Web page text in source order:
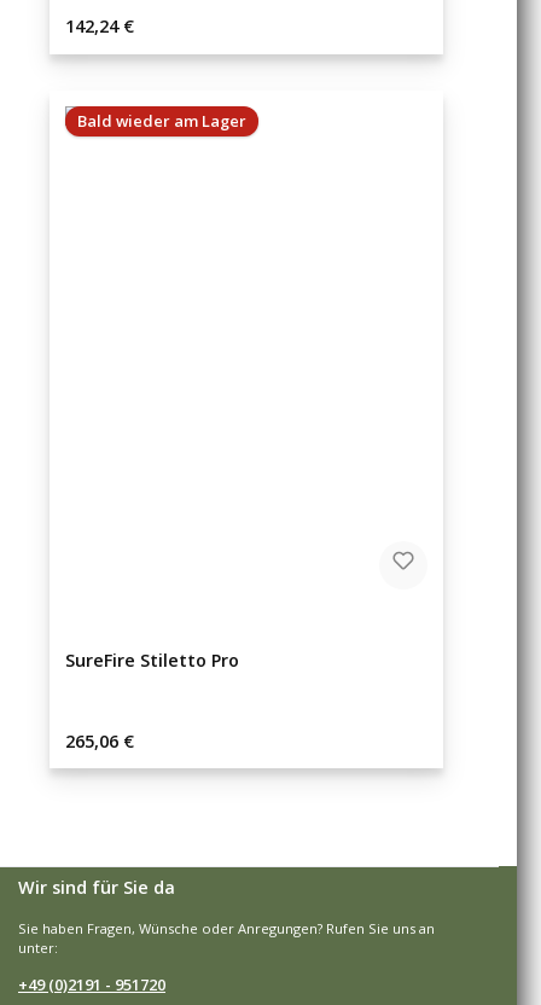
Regulärer Preis:
142,24 €
Bald wieder am Lager
SureFire Stiletto Pro
Regulärer Preis:
265,06 €
Wir sind für Sie da
Sie haben Fragen, Wünsche oder Anregungen? Rufen Sie uns an
unter:
+49 (0)2191 - 951720